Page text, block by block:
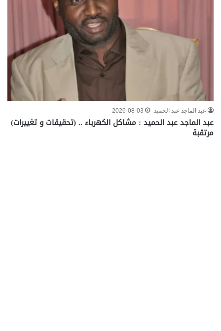
عبد الماجد عبد الحميد 2026-08-03
عبد الماجد عبد الحميد : مشاكل الكهرباء .. (تحقيقات و تغييرات)
مرتقبة